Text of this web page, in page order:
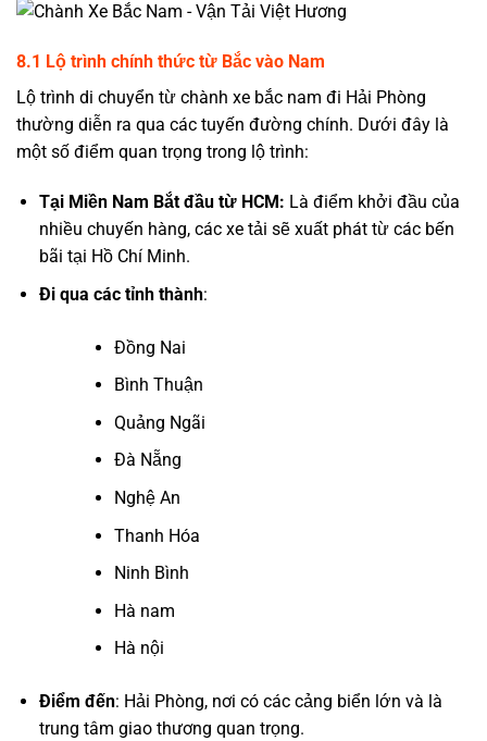
8.1 Lộ trình chính thức từ Bắc vào Nam
Lộ trình di chuyển từ chành xe bắc nam đi Hải Phòng
thường diễn ra qua các tuyến đường chính. Dưới đây là
một số điểm quan trọng trong lộ trình:
Tại Miền Nam Bắt đầu từ HCM: Là điểm khởi đầu của
nhiều chuyến hàng, các xe tải sẽ xuất phát từ các bến
bãi tại Hồ Chí Minh.
Đi qua các tỉnh thành:
Đồng Nai
Bình Thuận
Quảng Ngãi
Đà Nẵng
Nghệ An
Thanh Hóa
Ninh Bình
Hà nam
Hà nội
Điểm đến: Hải Phòng, nơi có các cảng biển lớn và là
trung tâm giao thương quan trọng.